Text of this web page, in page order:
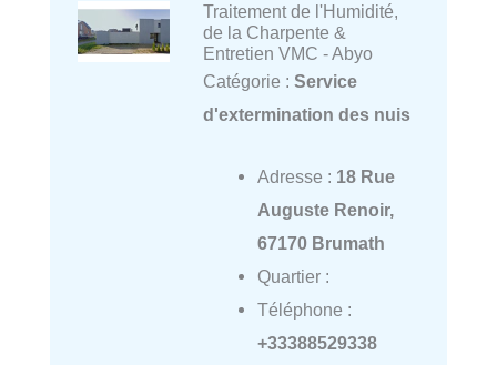
Traitement de l'Humidité,
de la Charpente &
Entretien VMC - Abyo
Catégorie : Service
d'extermination des nuis
Adresse : 18 Rue
Auguste Renoir,
67170 Brumath
Quartier :
Téléphone :
+33388529338